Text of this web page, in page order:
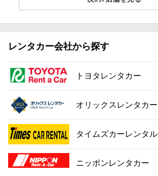
レンタカー会社から探す
トヨタレンタカー
オリックスレンタカー
タイムズカーレンタル
ニッポンレンタカー